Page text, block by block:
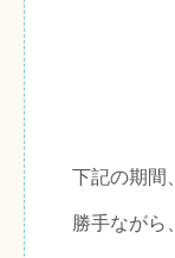
下記の期間
勝手ながら